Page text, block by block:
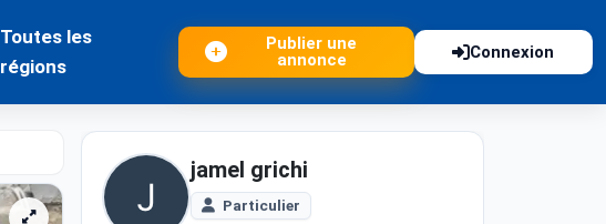
Toutes les
régions
Publier une
annonce
Connexion
jamel grichi
Particulier